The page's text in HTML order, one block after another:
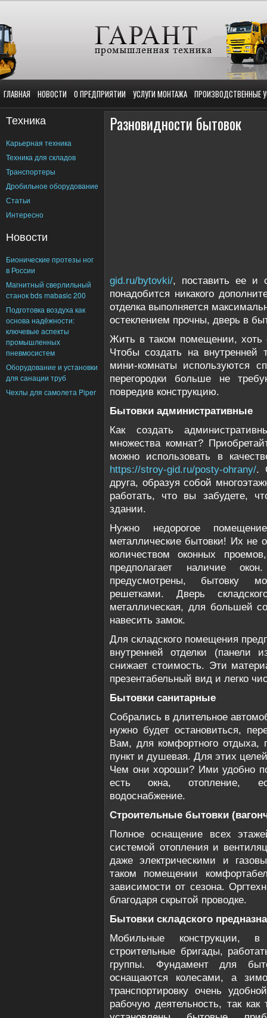
ГЛАВНАЯ НОВОСТИ О ПРЕДПРИЯТИИ УСЛУГИ МОНТАЖА ПРОИЗВОДСТВЕННЫЕ
Техника
Карьерная техника
Техника для складов
Транспортеры
Дробильное оборудование
Статьи
Интересно
Новости
Бионические протезы ног
в России
Магнитный сверлильный
станок bds mabasic 200
Подготовка воздуха как
основа надёжности:
ключевые аспекты
промышленных
пневмосистем
Оборудование и установки
для санации труб
Чехлы для самолета Piper
Разновидности бытовок
gid.ru/bytovki/, поставить ее и
понадобится никакого
отделка выполняется
остеклением прочны, дверь в
Жить в таком помещении, хоть
Чтобы создать на внутренней
мини-комнаты используются
перегородки больше не
повредив конструкцию.
Бытовки административные
Как создать
множества комнат?
можно использовать в
https://stroy-gid.ru/posty-ohrany/.
друга, образуя собой
работать, что вы забудете,
здании.
Нужно недорогое
металлические бытовки! Их не
количеством оконных
предполагает наличие
предусмотрены, бытовку
решетками. Дверь
металлическая, для большей
навесить замок.
Для складского помещения
внутренней отделки (панели
снижает стоимость. Эти
презентабельный вид и легко
Бытовки санитарные
Собрались в длительное
нужно будет остановиться,
Вам, для комфортного отдыха,
пункт и душевая. Для этих
Чем они хороши? Ими удобно
есть окна, отопление,
водоснабжение.
Строительные бытовки
Полное оснащение всех
системой отопления и
даже электрическими и
таком помещении
зависимости от сезона.
благодаря скрытой проводке.
Бытовки складского
Мобильные конструкции,
строительные бригады,
группы. Фундамент для
оснащаются колесами, а
транспортировку очень
рабочую деятельность, так